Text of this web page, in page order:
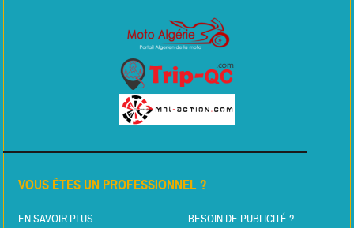
VOUS ÊTES UN PROFESSIONNEL ?
EN SAVOIR PLUS BESOIN DE PUBLICITÉ ?